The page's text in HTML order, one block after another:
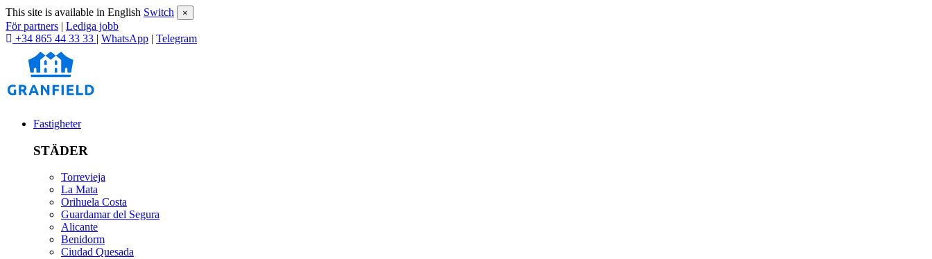
This site is available in English Switch ×
För partners | Lediga jobb
+34 865 44 33 33 | WhatsApp | Telegram
Fastigheter
STÄDER
Torrevieja
La Mata
Orihuela Costa
Guardamar del Segura
Alicante
Benidorm
Ciudad Quesada